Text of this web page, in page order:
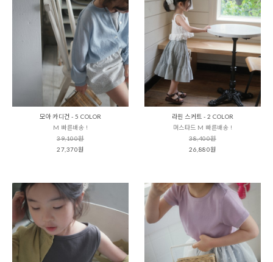
모아 카디건 - 5 COLOR
M 빠른배송 !
39,100원
27,370원
라핀 스커트 - 2 COLOR
머스타드 M 빠른배송 !
38,400원
26,880원